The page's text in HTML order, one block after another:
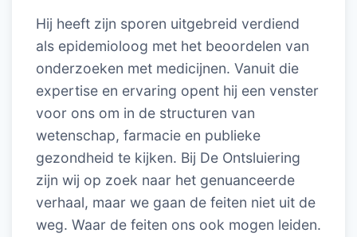
Hij heeft zijn sporen uitgebreid verdiend
als epidemioloog met het beoordelen van
onderzoeken met medicijnen. Vanuit die
expertise en ervaring opent hij een venster
voor ons om in de structuren van
wetenschap, farmacie en publieke
gezondheid te kijken. Bij De Ontsluiering
zijn wij op zoek naar het genuanceerde
verhaal, maar we gaan de feiten niet uit de
weg. Waar de feiten ons ook mogen leiden.